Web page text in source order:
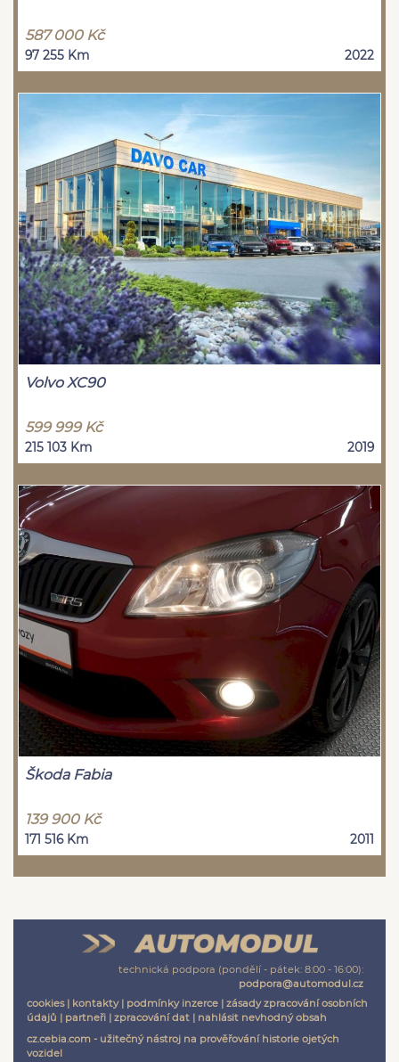
587 000 Kč
97 255 Km 2022
Volvo XC90
599 999 Kč
215 103 Km 2019
Škoda Fabia
139 900 Kč
171 516 Km 2011
technická podpora (pondělí - pátek: 8:00 - 16:00):
podpora@automodul.cz
cookies| kontakty| podmínky inzerce | zásady zpracování osobních
údajů | partneři | zpracování dat | nahlásit nevhodný obsah
cz.cebia.com - užitečný nástroj na prověřování historie ojetých
vozidel